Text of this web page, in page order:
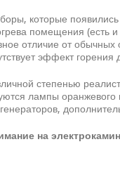
которые
помещения (есть
отличие от обычных
эффект
степенью
лампы
на